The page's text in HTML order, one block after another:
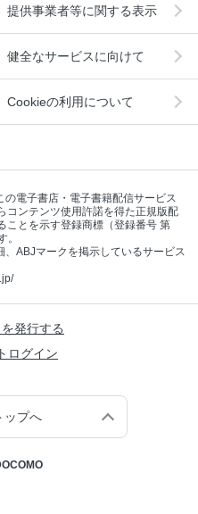
提供事業者等に関する表示
健全なサービスに向けて
Cookieの利用について
の電子書店・電子書籍配信サービス
コンテンツ使用許諾を得た正規版配
ことを示す登録商標（登録番号 第
。
、ABJマークを掲示しているサービス
発行する
ログイン
ップへ